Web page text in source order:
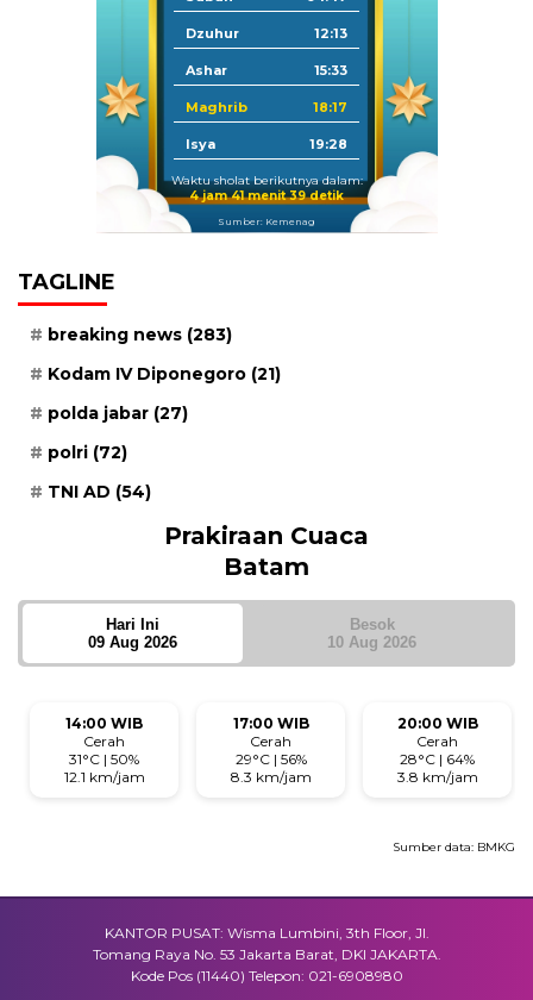
Dzuhur 12:13
Ashar 15:33
Maghrib 18:17
Isya 19:28
Waktu sholat berikutnya dalam:
4 jam 41 menit 38 detik
Sumber: Kemenag
TAGLINE
breaking news (283)
Kodam IV Diponegoro (21)
polda jabar (27)
polri (72)
TNI AD (54)
Prakiraan Cuaca
Batam
Hari Ini
09 Aug 2026
Besok
10 Aug 2026
14:00 WIB
Cerah
31°C | 50%
12.1 km/jam
17:00 WIB
Cerah
29°C | 56%
8.3 km/jam
20:00 WIB
Cerah
28°C | 64%
3.8 km/jam
Sumber data: BMKG
KANTOR PUSAT: Wisma Lumbini, 3th Floor, Jl.
Tomang Raya No. 53 Jakarta Barat, DKI JAKARTA.
Kode Pos (11440) Telepon: 021-6908980